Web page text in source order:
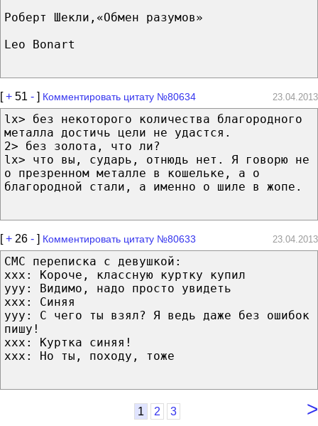
Роберт Шекли,«Обмен разумов»
Leo Bonart
[+ 51 - ] Комментировать цитату №80634 23.04.2013
lx> без некоторого количества благородного
металла достичь цели не удастся.
2> без золота, что ли?
lx> что вы, сударь, отнюдь нет. Я говорю не
о презренном металле в кошельке, а о
благородной стали, а именно о шиле в жопе.
[+ 26 - ] Комментировать цитату №80633 23.04.2013
СМС переписка с девушкой:
xxx: Короче, классную куртку купил
yyy: Видимо, надо просто увидеть
xxx: Синяя
yyy: С чего ты взял? Я ведь даже без ошибок
пишу!
xxx: Куртка синяя!
xxx: Но ты, походу, тоже
>
1 2 3